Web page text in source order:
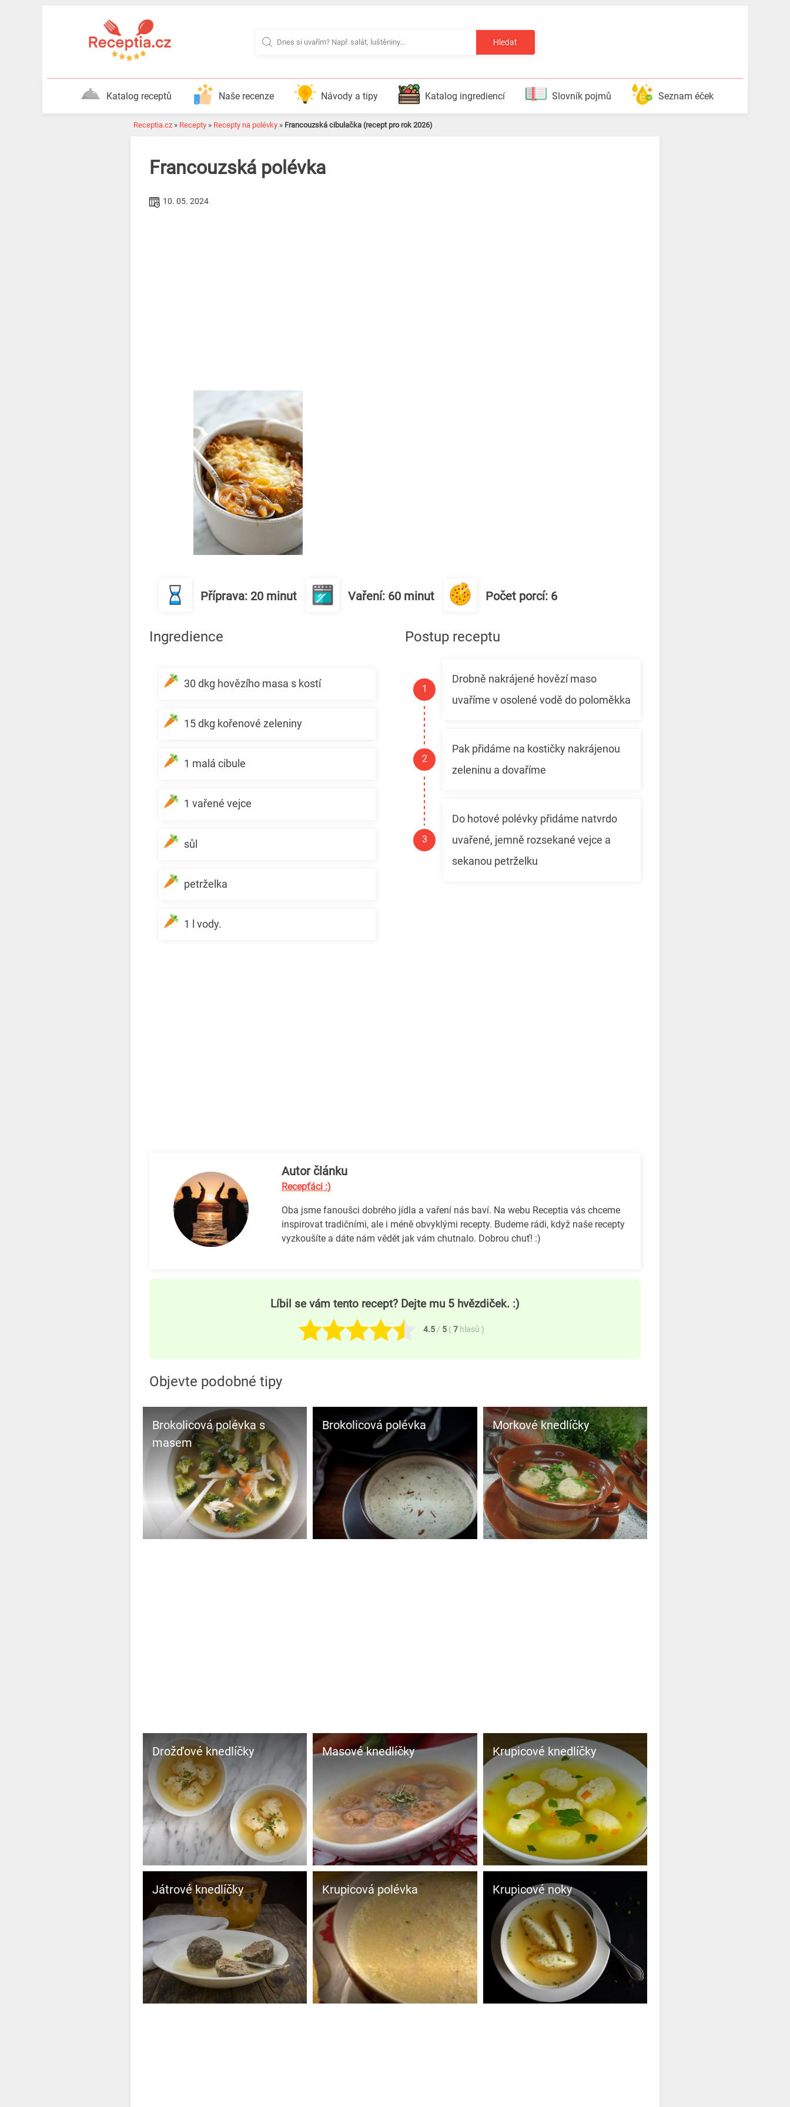
Hledat
Katalog receptů Naše recenze Návody a tipy Katalog ingrediencí Slovník pojmů Seznam éček
Receptia.cz » Recepty » Recepty na polévky » Francouzská cibulačka (recept pro rok 2026)
Francouzská polévka
10. 05. 2024
Příprava: 20 minut Vaření: 60 minut Počet porcí: 6
Ingredience
30 dkg hovězího masa s kostí
15 dkg kořenové zeleniny
1 malá cibule
1 vařené vejce
sůl
petrželka
1 l vody.
Postup receptu
Drobně nakrájené hovězí maso
uvaříme v osolené vodě do poloměkka
Pak přidáme na kostičky nakrájenou
zeleninu a dovaříme
Do hotové polévky přidáme natvrdo
uvařené, jemně rozsekané vejce a
sekanou petrželku
Autor článku
Recepťáci :)
Oba jsme fanoušci dobrého jídla a vaření nás baví. Na webu Receptia vás chceme
inspirovat tradičními, ale i méně obvyklými recepty. Budeme rádi, když naše recepty
vyzkoušíte a dáte nám vědět jak vám chutnalo. Dobrou chuť! :)
Líbil se vám tento recept? Dejte mu 5 hvězdiček. :)
4.5 / 5 (7 hlasů )
Objevte podobné tipy
Brokolicová polévka s
masem
Brokolicová polévka Morkové knedlíčky
Drožďové knedlíčky Masové knedlíčky Krupicové knedlíčky
Játrové knedlíčky Krupicová polévka Krupicové noky